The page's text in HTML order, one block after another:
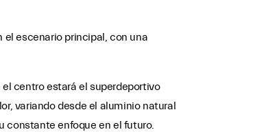
el escenario principal, con una
centro estará el superdeportivo
variando desde el aluminio natural
constante enfoque en el futuro.